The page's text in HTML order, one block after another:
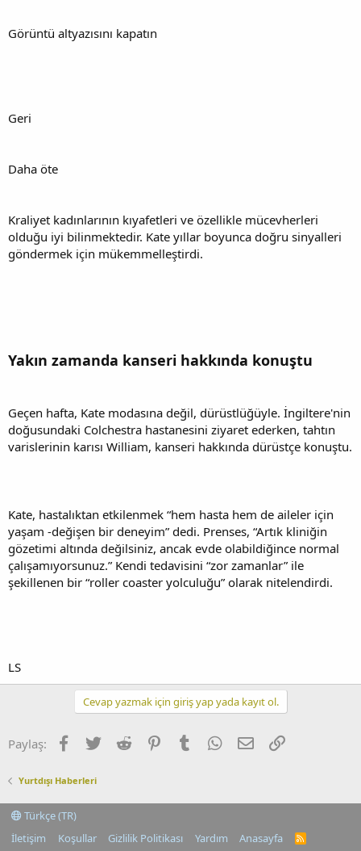
Görüntü altyazısını kapatın
Geri
Daha öte
Kraliyet kadınlarının kıyafetleri ve özellikle mücevherleri
olduğu iyi bilinmektedir. Kate yıllar boyunca doğru sinyalleri
göndermek için mükemmelleştirdi.
Yakın zamanda kanseri hakkında konuştu
Geçen hafta, Kate modasına değil, dürüstlüğüyle. İngiltere'nin
doğusundaki Colchestra hastanesini ziyaret ederken, tahtın
varislerinin karısı William, kanseri hakkında dürüstçe konuştu.
Kate, hastalıktan etkilenmek “hem hasta hem de aileler için
yaşam -değişen bir deneyim” dedi. Prenses, “Artık kliniğin
gözetimi altında değilsiniz, ancak evde olabildiğince normal
çalışamıyorsunuz.” Kendi tedavisini “zor zamanlar” ile
şekillenen bir “roller coaster yolculuğu” olarak nitelendirdi.
LS
Cevap yazmak için giriş yap yada kayıt ol.
Paylaş: Facebook
TwitterReddit PinterestTumblrWhatsApp
E-postaLink
Yurtdışı Haberleri
Türkçe (TR)
İletişim
Koşullar Gizlilik Politikası Yardım Anasayfa
R